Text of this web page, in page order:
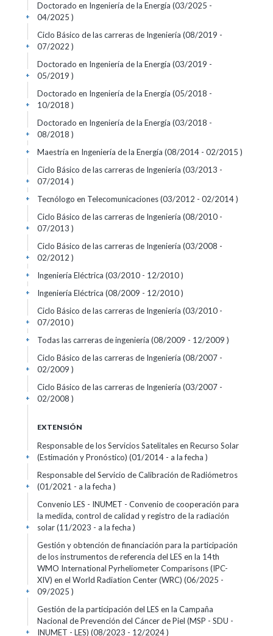
Doctorado en Ingeniería de la Energía (03/2025 -
04/2025 )
+
Ciclo Básico de las carreras de Ingeniería (08/2019 -
07/2022 )
+
Doctorado en Ingeniería de la Energía (03/2019 -
05/2019 )
+
Doctorado en Ingeniería de la Energía (05/2018 -
10/2018 )
+
Doctorado en Ingeniería de la Energía (03/2018 -
08/2018 )
+
Maestría en Ingeniería de la Energía (08/2014 - 02/2015 )
+
Ciclo Básico de las carreras de Ingeniería (03/2013 -
07/2014 )
+
Tecnólogo en Telecomunicaciones (03/2012 - 02/2014 )
+
Ciclo Básico de las carreras de Ingeniería (08/2010 -
07/2013 )
+
Ciclo Básico de las carreras de Ingeniería (03/2008 -
02/2012 )
+
Ingeniería Eléctrica (03/2010 - 12/2010 )
+
Ingeniería Eléctrica (08/2009 - 12/2010 )
+
Ciclo Básico de las carreras de Ingeniería (03/2010 -
07/2010 )
+
Todas las carreras de ingeniería (08/2009 - 12/2009 )
+
Ciclo Básico de las carreras de Ingeniería (08/2007 -
02/2009 )
+
Ciclo Básico de las carreras de Ingeniería (03/2007 -
02/2008 )
+
EXTENSIÓN
Responsable de los Servicios Satelitales en Recurso Solar
(Estimación y Pronóstico) (01/2014 - a la fecha )
+
Responsable del Servicio de Calibración de Radiómetros
(01/2021 - a la fecha )
+
Convenio LES - INUMET - Convenio de cooperación para
la medida, control de calidad y registro de la radiación
solar (11/2023 - a la fecha )
+
Gestión y obtención de financiación para la participación
de los instrumentos de referencia del LES en la 14th
WMO International Pyrheliometer Comparisons (IPC-
XIV) en el World Radiation Center (WRC) (06/2025 -
09/2025 )
+
Gestión de la participación del LES en la Campaña
Nacional de Prevención del Cáncer de Piel (MSP - SDU -
INUMET - LES) (08/2023 - 12/2024 )
+